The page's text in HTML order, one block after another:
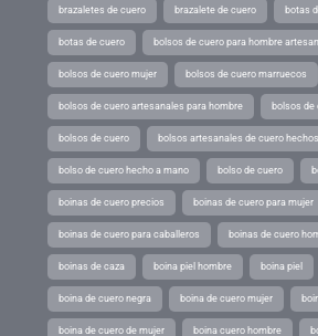
brazaletes de cuero brazalete de cuero botas
botas de cuero bolsos de cuero para hombre
bolsos de cuero mujer bolsos de cuero marruecos
bolsos de cuero artesanales para hombre bolsos de
bolsos de cuero bolsos artesanales de cuero
bolso de cuero hecho a mano bolso de cuero
boinas de cuero precios boinas de cuero para mujer
boinas de cuero para caballeros boinas de cuero
boinas de caza boina piel hombre boina piel
boina de cuero negra boina de cuero mujer
boina de cuero de mujer boina cuero hombre